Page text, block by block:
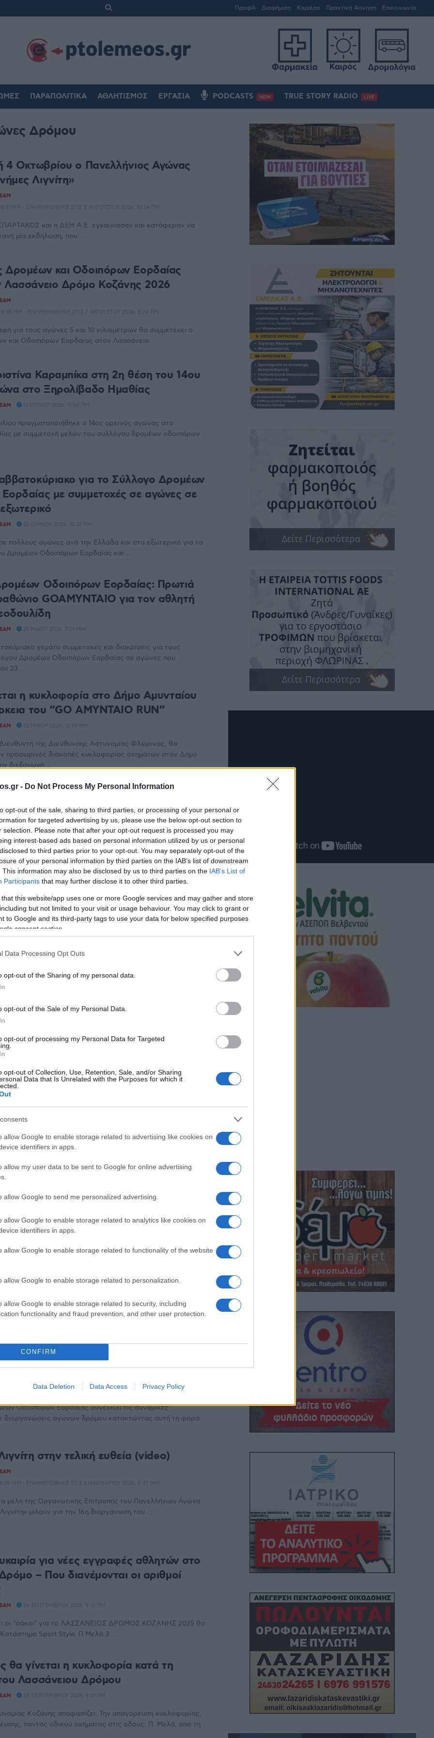
- Do Not Process My Personal Information
opt-out of the sale, sharing to third parties, or processing of your personal or
for targeted advertising by us, please use the below opt-out section to
selection. Please note that after your opt-out request is processed you may
interest-based ads based on personal information utilized by us or personal
to third parties prior to your opt-out. You may separately opt-out of the
of your personal information by third parties on the IAB’s list of downstream
This information may also be disclosed by us to third parties on the IAB’s List of
Participants that may further disclose it to other third parties.
that this website/app uses one or more Google services and may gather and store
but not limited to your visit or usage behaviour. You may click to grant or
to Google and its third-party tags to use your data for below specified purposes
consent section.
Data Processing Opt Outs
opt-out of the Sharing of my personal data.
opt-out of the Sale of my Personal Data.
opt-out of processing my Personal Data for Targeted
opt-out of Collection, Use, Retention, Sale, and/or Sharing
Data that Is Unrelated with the Purposes for which it
allow Google to enable storage related to advertising like cookies on
identifiers in apps.
allow my user data to be sent to Google for online advertising
allow Google to send me personalized advertising.
allow Google to enable storage related to analytics like cookies on
identifiers in apps.
allow Google to enable storage related to functionality of the website
allow Google to enable storage related to personalization.
allow Google to enable storage related to security, including
functionality and fraud prevention, and other user protection.
CONFIRM
Data Deletion Data Access Privacy Policy
Προφίλ Διαφήμιση Καριέρα Πρακτική Άσκηση Επικοινωνία
ΠΑΡΑΠΟΛΙΤΙΚΆ ΑΘΛΗΤΙΣΜΌΣ ΕΡΓΑΣΊΑ PODCASTS NEW TRUE STORY RADIO LIVE
Δρόμου
4 Οκτωβρίου ο Πανελλήνιος Αγώνας
Λιγνίτη»
ΜΜ - ΕΝΗΜΕΡΏΘΗΚΕ ΣΤΙΣ 8 ΑΥΓΟΎΣΤΟΥ 2026, 10:24 ΠΜ
και η ΔΕΗ Α.Ε. εγκαινίασαν και κατάφεραν να
μία εκδήλωση, που ...
Δρομέων και Οδοιπόρων Εορδαίας
Λασσάνειο Δρόμο Κοζάνης 2026
8:55 ΜΜ - ΕΝΗΜΕΡΏΘΗΚΕ ΣΤΙΣ 7 ΑΥΓΟΎΣΤΟΥ 2026, 8:24 ΠΜ
για τους αγώνες 5 και 10 χιλιομέτρων θα συμμετέχει ο
και Οδοιπόρων Εορδαίας στον Λασσάνειο ...
Καραμπίκα στη 2η θέση του 14ου
στο Ξηρολίβαδο Ημαθίας
13 ΙΟΥΛΊΟΥ 2026, 11:00 ΠΜ
πραγματοποιήθηκε ο 14ος ορεινός αγώνας στο
με συμμετοχή μελών του συλλόγου δρομέων οδοιπόρων
για το Σύλλογο Δρομέων
με συμμετοχές σε αγώνες σε
22 ΙΟΥΝΊΟΥ 2026, 10:32 ΠΜ
πολλούς αγώνες ανά την Ελλάδα και στο εξωτερικό για τα
Δρομέων Οδοιπόρων Εορδαίας και ...
Οδοιπόρων Εορδαίας: Πρωτιά
GOAMYNTAIO για τον αθλητή
25 ΜΑΪ́ΟΥ 2026, 3:01 ΜΜ
γεμάτο συμμετοχές και διακρίσεις για τους
Δρομέων Οδοιπόρων Εορδαίας σε αγώνες που
23 ...
η κυκλοφορία στο Δήμο Αμυνταίου
του “GO AMYNTAIO RUN”
22 ΜΑΪ́ΟΥ 2026, 12:45 ΜΜ
της Διεύθυνσης Αστυνομίας Φλώρινας, θα
προσωρινές διακοπές κυκλοφορίας οχημάτων στον Δήμο
διεξαγωγή ...
στα Σέρβια
19 ΑΠΡΙΛΊΟΥ 2026, 8:31 ΜΜ
στα Σέρβια Κοζάνης πραγματοποιήθηκαν δύο ορεινοί
Ο σύλλογος δρομέων οδοιπόρων Εορδαίας ...
Αντίστροφη μέτρηση για το Eordaia
Πώς γίνονται οι εγγραφές
7 ΑΠΡΙΛΊΟΥ 2026, 7:14 ΜΜ
2026 θα διεξαχθεί στην Πτολεμαΐδα το Eordaia Run 2026,
Δημήτρης Κουτσουμπίδης
βάθρο του Μαραθωνίου Ολυμπίας
βάθρο του Μαραθωνίου Ολυμπίας κατέλαβε ο
Δημήτρης Κουτσουμπίδης. Ο Δημήτρης ανήκει στο
...
του Virgin Forest Trail Ultra 2025
ύποπτος” Μωυσής Φολτόπουλος από
ο δρομέας Μωυσής Φολτόπουλος με καταγωγή από
τον ΤΕΜΟΝΑΕΚ Γιώργο Ζαχαριάδη στον
Backyard Ultra στη Λαμία
9:51 ΠΜ - ΕΝΗΜΕΡΏΘΗΚΕ ΣΤΙΣ 5 ΙΑΝΟΥΑΡΊΟΥ 2026, 6:47 ΜΜ
δύο εβδομάδες που τερμάτισε στον ιστορικό αγώνα
τους αθλητές του Συλλόγου Δρομέων
στο Kastraki Trail
13 ΟΚΤΩΒΡΊΟΥ 2025, 9:21 ΠΜ
Οδοιπόρων Εορδαίας συνεχίζει τις δυναμικές
διοργανώσεις αγώνων δρόμου κατακτώντας αυτή τη φορά
στην τελική ευθεία (video)
5:29 ΜΜ - ΕΝΗΜΕΡΏΘΗΚΕ ΣΤΙΣ 5 ΙΑΝΟΥΑΡΊΟΥ 2026, 6:47 ΜΜ
μέλη της Οργανωτικής Επιτροπής του Πανελλήνιου Αγώνα
μιλούν για την 16η διοργάνωση του ...
για νέες εγγραφές αθλητών στο
– Που διανέμονται οι αριθμοί
26 ΣΕΠΤΕΜΒΡΊΟΥ 2025, 9:19 ΠΜ
οι "σάκοι" για το ΛΑΣΣΑΝΕΙΟΣ ΔΡΟΜΟΣ ΚΟΖΑΝΗΣ 2025 θα
Sport Style, Π Μελά 3 ...
θα γίνεται η κυκλοφορία κατά τη
Λασσάνειου Δρόμου
26 ΣΕΠΤΕΜΒΡΊΟΥ 2025, 9:01 ΠΜ
Κοζάνης αποφασίζει: Την απαγόρευση κυκλοφορίας,
παντός οδικού οχήματος στις οδούς: Π. Μελά, από τη